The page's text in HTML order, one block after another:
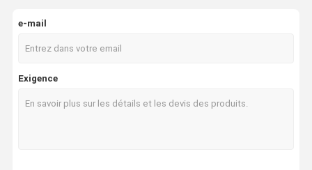
Machine de thérapie d'ultrason
Machine de thérapie de pression atmosphérique
Machine de thérapie d'ESWT
e-mail
Exigence